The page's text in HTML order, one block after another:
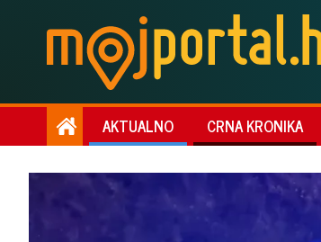
AKTUALNO CRNA KRONIKA